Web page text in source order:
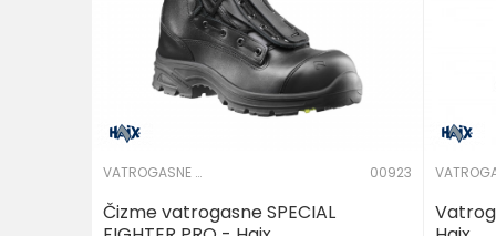
VATROGASNE ČIZME I CIPELE 00923
Čizme vatrogasne SPECIAL